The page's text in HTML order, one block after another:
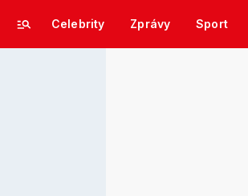
Celebrity Zprávy Sport